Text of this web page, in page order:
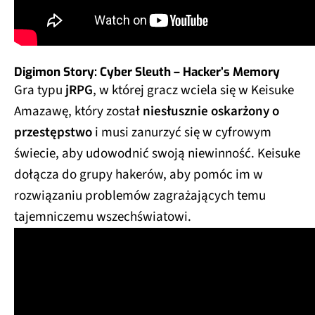
Digimon Story: Cyber Sleuth – Hacker’s Memory
Gra typu jRPG, w której gracz wciela się w Keisuke
Amazawę, który zostałniesłusznie oskarżony o
przestępstwoi musi zanurzyć się w cyfrowym
świecie, aby udowodnić swoją niewinność. Keisuke
dołącza do grupy hakerów, aby pomóc im w
rozwiązaniu problemów zagrażających temu
tajemniczemu wszechświatowi.